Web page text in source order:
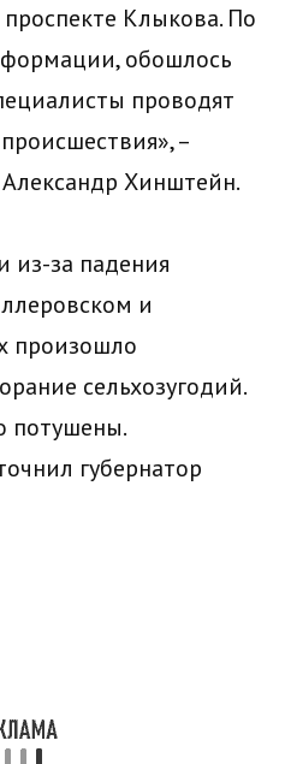
Клыкова. По
обошлось
проводят
–
Хинштейн.
из-за падения
и
произошло
сельхозугодий.
потушены.
губернатор